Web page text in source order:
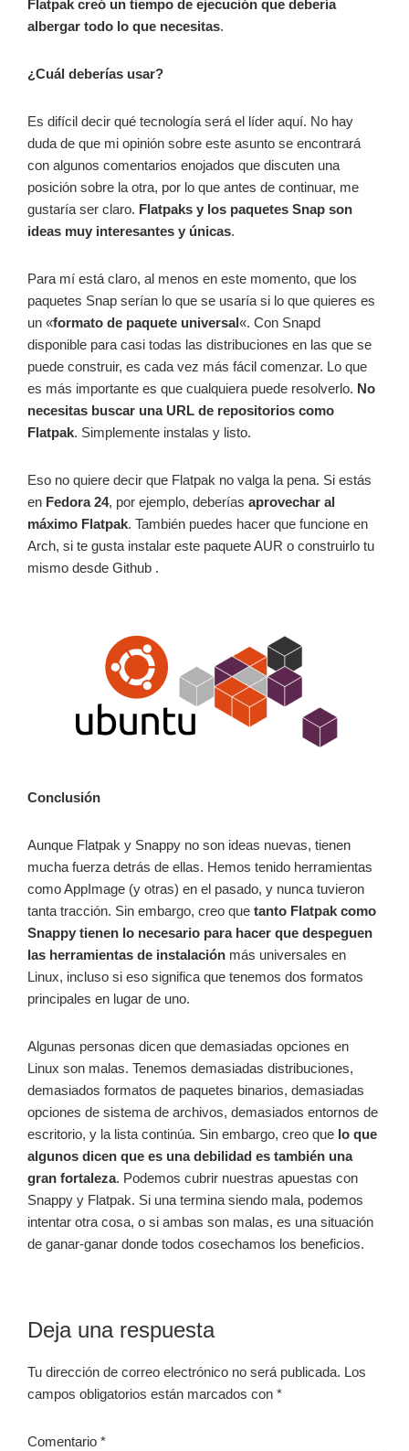
Flatpak creó un tiempo de ejecución que debería
albergar todo lo que necesitas.
¿Cuál deberías usar?
Es difícil decir qué tecnología será el líder aquí. No hay
duda de que mi opinión sobre este asunto se encontrará
con algunos comentarios enojados que discuten una
posición sobre la otra, por lo que antes de continuar, me
gustaría ser claro. Flatpaks y los paquetes Snap son
ideas muy interesantes y únicas.
Para mí está claro, al menos en este momento, que los
paquetes Snap serían lo que se usaría si lo que quieres es
un «formato de paquete universal«. Con Snapd
disponible para casi todas las distribuciones en las que se
puede construir, es cada vez más fácil comenzar. Lo que
es más importante es que cualquiera puede resolverlo. No
necesitas buscar una URL de repositorios como
Flatpak. Simplemente instalas y listo.
Eso no quiere decir que Flatpak no valga la pena. Si estás
en Fedora 24, por ejemplo, deberías aprovechar al
máximo Flatpak. También puedes hacer que funcione en
Arch, si te gusta instalar este paquete AUR o construirlo tu
mismo desde Github .
Conclusión
Aunque Flatpak y Snappy no son ideas nuevas, tienen
mucha fuerza detrás de ellas. Hemos tenido herramientas
como AppImage (y otras) en el pasado, y nunca tuvieron
tanta tracción. Sin embargo, creo que tanto Flatpak como
Snappy tienen lo necesario para hacer que despeguen
las herramientas de instalación más universales en
Linux, incluso si eso significa que tenemos dos formatos
principales en lugar de uno.
Algunas personas dicen que demasiadas opciones en
Linux son malas. Tenemos demasiadas distribuciones,
demasiados formatos de paquetes binarios, demasiadas
opciones de sistema de archivos, demasiados entornos de
escritorio, y la lista continúa. Sin embargo, creo que lo que
algunos dicen que es una debilidad es también una
gran fortaleza. Podemos cubrir nuestras apuestas con
Snappy y Flatpak. Si una termina siendo mala, podemos
intentar otra cosa, o si ambas son malas, es una situación
de ganar-ganar donde todos cosechamos los beneficios.
Interacciones
con
los
Deja una respuesta
Tu dirección de correo electrónico no será publicada. Los
campos obligatorios están marcados con *
Comentario *